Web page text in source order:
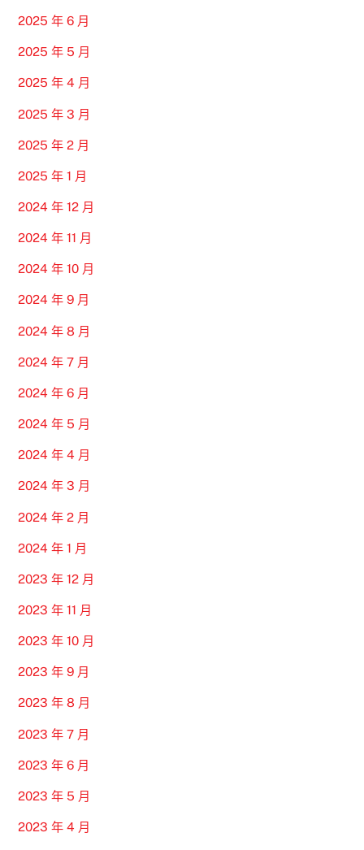
2025 年 6 月
2025 年 5 月
2025 年 4 月
2025 年 3 月
2025 年 2 月
2025 年 1 月
2024 年 12 月
2024 年 11 月
2024 年 10 月
2024 年 9 月
2024 年 8 月
2024 年 7 月
2024 年 6 月
2024 年 5 月
2024 年 4 月
2024 年 3 月
2024 年 2 月
2024 年 1 月
2023 年 12 月
2023 年 11 月
2023 年 10 月
2023 年 9 月
2023 年 8 月
2023 年 7 月
2023 年 6 月
2023 年 5 月
2023 年 4 月